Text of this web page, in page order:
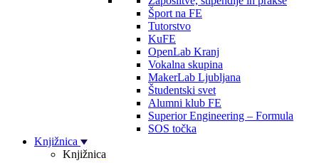
Šport na FE
Tutorstvo
KuFE
OpenLab Kranj
Vokalna skupina
MakerLab Ljubljana
Študentski svet
Alumni klub FE
Superior Engineering – Formula
SOS točka
Knjižnica
Knjižnica